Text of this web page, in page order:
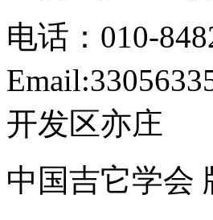
电话：010-
开发区亦庄
中国吉它学会